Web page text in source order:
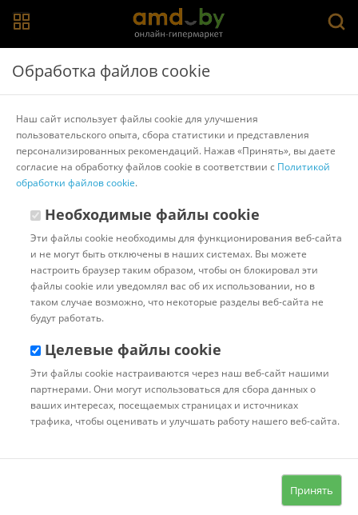
Главная > Каталог товаров
Инсталляционная и рупорная
акустика > Nearity
Nearity ASP110
Другие товары Nearity
Обработка файлов cookie
Наш сайт использует файлы cookie для улучшения
пользовательского опыта, сбора статистики и представления
персонализированных рекомендаций. Нажав «Принять», вы даете
согласие на обработку файлов cookie в соответствии с Политикой
обработки файлов cookie.
Необходимые файлы cookie
Эти файлы cookie необходимы для функционирования веб-сайта
и не могут быть отключены в наших системах. Вы можете
настроить браузер таким образом, чтобы он блокировал эти
файлы cookie или уведомлял вас об их использовании, но в
таком случае возможно, что некоторые разделы веб-сайта не
будут работать.
Целевые файлы cookie
Эти файлы cookie настраиваются через наш веб-сайт нашими
партнерами. Они могут использоваться для сбора данных о
ваших интересах, посещаемых страницах и источниках
трафика, чтобы оценивать и улучшать работу нашего веб-сайта.
Принять